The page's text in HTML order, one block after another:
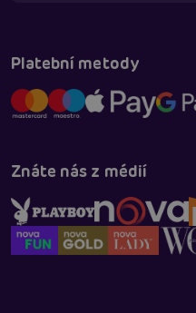
Platební metody
Znáte nás z médií